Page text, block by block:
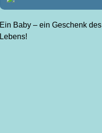
Ein Baby – ein Geschenk des
Lebens!